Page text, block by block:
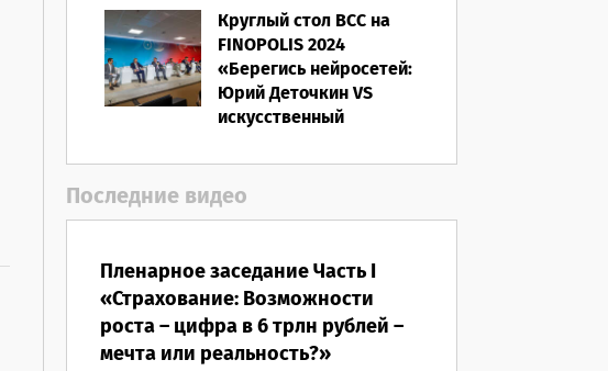
Круглый стол ВСС на
FINOPOLIS 2024
«Берегись нейросетей:
Юрий Деточкин VS
искусственный
Последние видео
Пленарное заседание Часть I
«Страхование: Возможности
роста – цифра в 6 трлн рублей –
мечта или реальность?»